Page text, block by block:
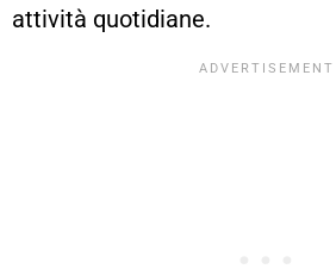
attività quotidiane.